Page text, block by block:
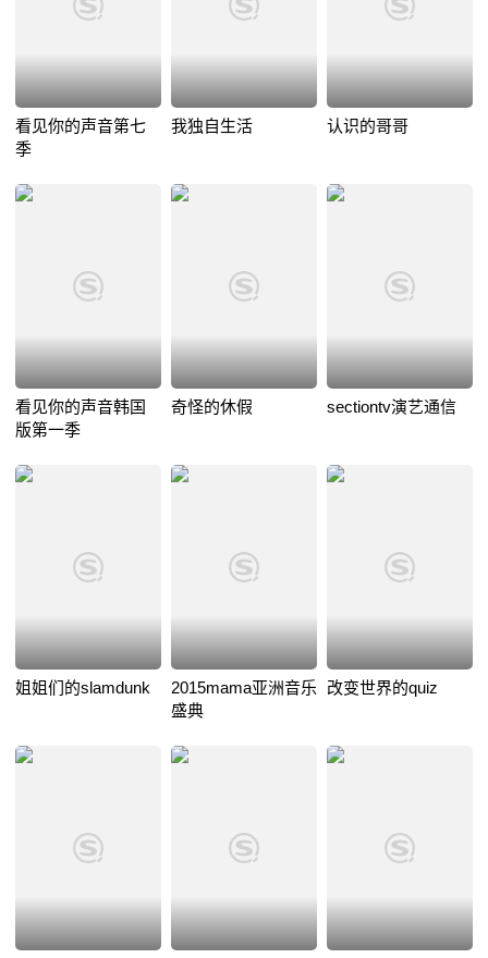
看见你的声音第七
季
我独自生活 认识的哥哥
看见你的声音韩国
版第一季
奇怪的休假 sectiontv演艺通信
姐姐们的slamdunk
2015mama亚洲音乐
盛典
改变世界的quiz